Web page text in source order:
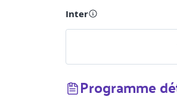
Inter
Programme